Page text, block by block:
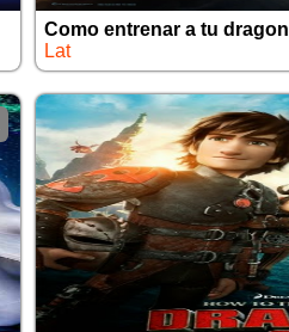
Como entrenar a tu dragon
Lat